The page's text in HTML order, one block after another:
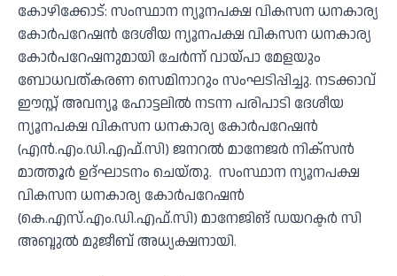
കോഴിക്കോട്: സംസ്ഥാന ന്യൂനപക്ഷ വികസന ധനകാര്യ
കോര്‍പറേഷന്‍ ദേശീയ ന്യൂനപക്ഷ വികസന ധനകാര്യ
കോര്‍പറേഷനുമായി ചേര്‍ന്ന് വായ്പാ മേളയും
ബോധവത്കരണ സെമിനാറും സംഘടിപ്പിച്ചു. നടക്കാവ്
ഈസ്റ്റ് അവന്യൂ ഹോട്ടലില്‍ നടന്ന പരിപാടി ദേശീയ
ന്യൂനപക്ഷ വികസന ധനകാര്യ കോര്‍പറേഷന്‍
(എന്‍.എം.ഡി.എഫ്.സി) ജനറല്‍ മാനേജര്‍ നിക്‌സന്‍
മാത്തൂര്‍ ഉദ്ഘാടനം ചെയ്തു. സംസ്ഥാന ന്യൂനപക്ഷ
വികസന ധനകാര്യ കോര്‍പറേഷന്‍
(കെ.എസ്.എം.ഡി.എഫ്.സി) മാനേജിങ് ഡയറക്ടര്‍ സി
അബ്ദുല്‍ മുജീബ് അധ്യക്ഷനായി.